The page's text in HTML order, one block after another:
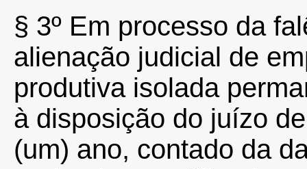
§ 3º Em processo da
alienação judicial de
produtiva isolada
à disposição do juízo
(um) ano, contado da